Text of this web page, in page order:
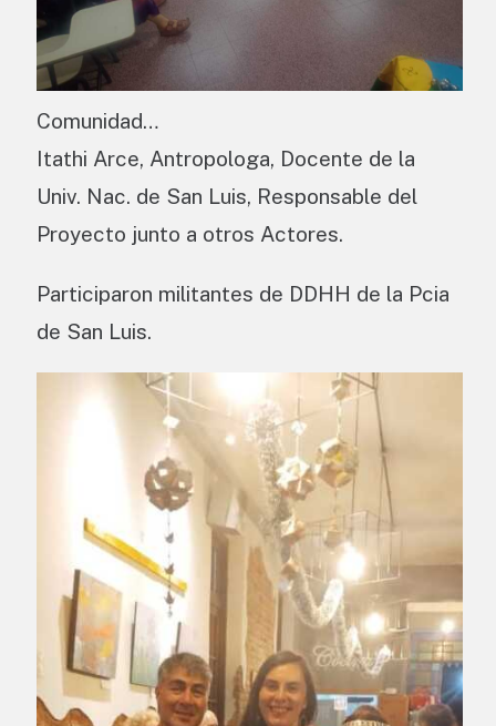
Comunidad…
Itathi Arce, Antropologa, Docente de la
Univ. Nac. de San Luis, Responsable del
Proyecto junto a otros Actores.
Participaron militantes de DDHH de la Pcia
de San Luis.